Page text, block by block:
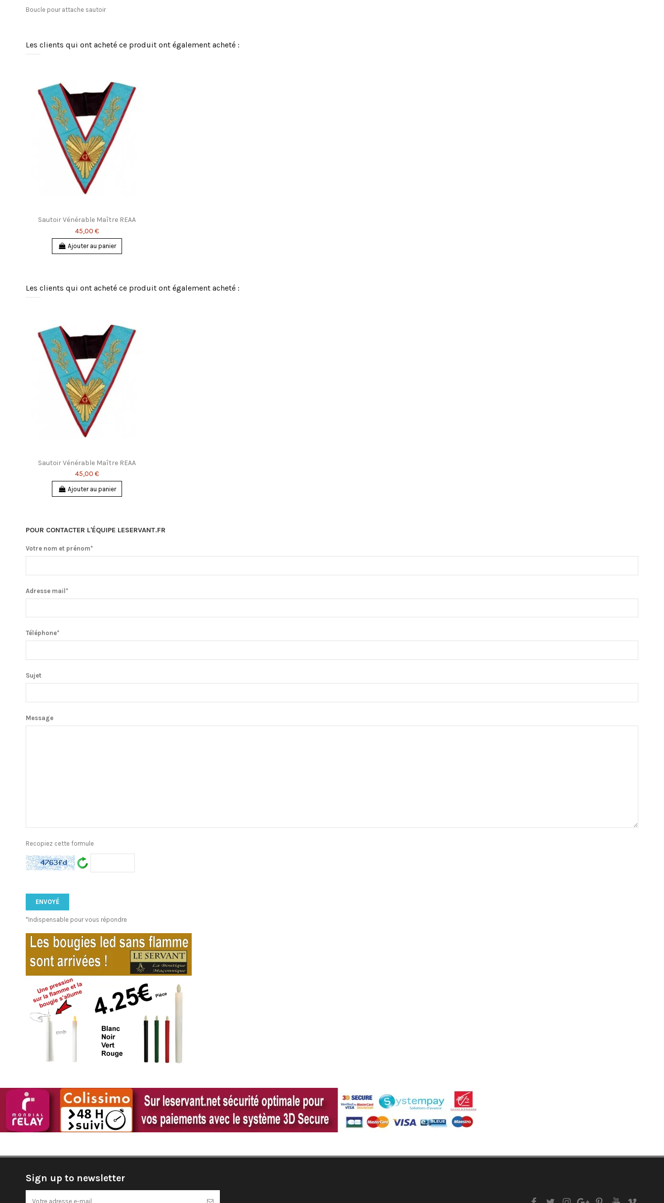
Boucle pour attache sautoir
Les clients qui ont acheté ce produit ont également acheté :
Sautoir Vénérable Maître REAA
45,00 €
Ajouter au panier
Les clients qui ont acheté ce produit ont également acheté :
Sautoir Vénérable Maître REAA
45,00 €
Ajouter au panier
POUR CONTACTER L'ÉQUIPE LESERVANT.FR
Votre nom et prénom*
Adresse mail*
Téléphone*
Sujet
Message
Recopiez cette formule
*Indispensable pour vous répondre
Sign up to newsletter